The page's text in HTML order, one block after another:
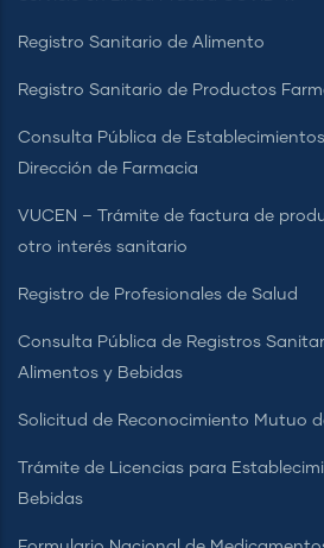
Registro Sanitario de Alimento
Registro Sanitario de Productos
Consulta Pública de
Dirección de Farmacia
VUCEN – Trámite de factura de
otro interés sanitario
Registro de Profesionales de Salud
Consulta Pública de Registros
Alimentos y Bebidas
Solicitud de Reconocimiento Mutuo
Trámite de Licencias para
Bebidas